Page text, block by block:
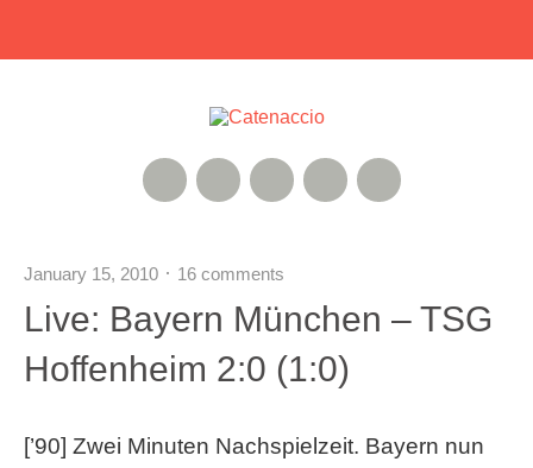
Twitter
Google+
Instagram
Xing
RSS Feed
January 15, 2010 16 comments
Live: Bayern München – TSG
Hoffenheim 2:0 (1:0)
[’90] Zwei Minuten Nachspielzeit. Bayern nun